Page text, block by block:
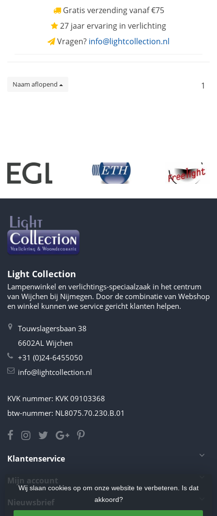
Gratis verzending vanaf €75
27 jaar ervaring in verlichting
Vragen? info@lightcollection.nl
Naam aflopend 1
Light Collection
Lampenwinkel en verlichtings-speciaalzaak in het centrum
van Wijchen bij Nijmegen. Door de combinatie van Webshop
en winkel kunnen we service gericht klanten helpen.
Touwslagersbaan 38
6602AL Wijchen
+31 (0)24-6455050
info@lightcollection.nl
KVK nummer: KVK 09103368
btw-nummer: NL8075.70.230.B.01
Klantenservice
Mijn account
Nieuwsbrief
Wij slaan cookies op om onze website te verbeteren. Is dat
akkoord?